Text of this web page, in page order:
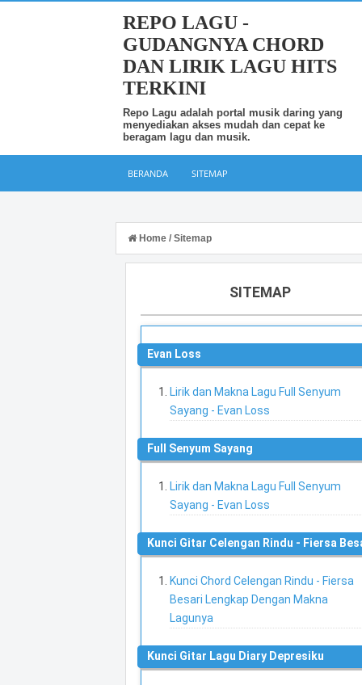
REPO LAGU -
GUDANGNYA CHORD
DAN LIRIK LAGU HITS
TERKINI
Repo Lagu adalah portal musik daring yang
menyediakan akses mudah dan cepat ke
beragam lagu dan musik.
BERANDA SITEMAP
Home / Sitemap
SITEMAP
Evan Loss
Lirik dan Makna Lagu Full Senyum
Sayang - Evan Loss
Full Senyum Sayang
Lirik dan Makna Lagu Full Senyum
Sayang - Evan Loss
Kunci Gitar Celengan Rindu - Fiersa
Kunci Chord Celengan Rindu - Fiersa
Besari Lengkap Dengan Makna
Lagunya
Kunci Gitar Lagu Diary Depresiku